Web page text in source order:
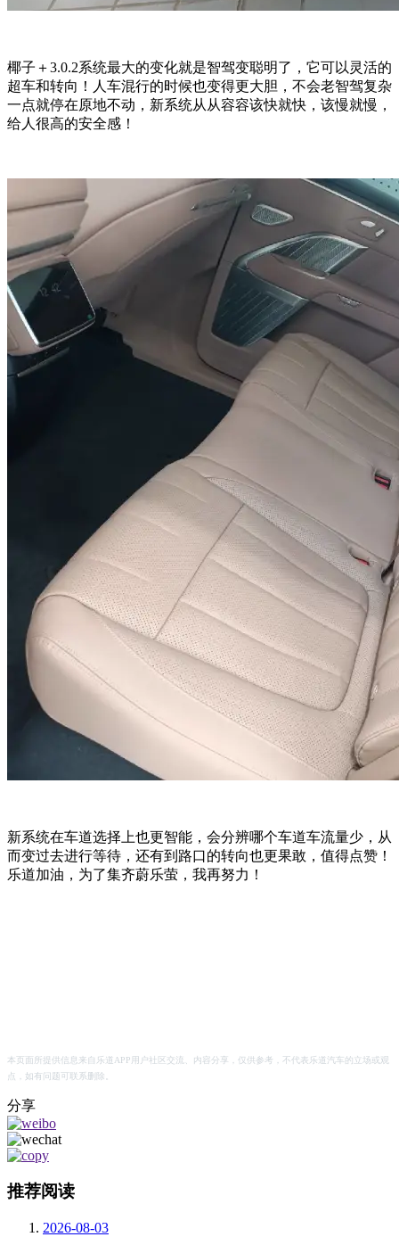
椰子＋3.0.2系统最大的变化就是智驾变聪明了，它可以灵活的
超车和转向！人车混行的时候也变得更大胆，不会老智驾复杂
一点就停在原地不动，新系统从从容容该快就快，该慢就慢，
给人很高的安全感！
新系统在车道选择上也更智能，会分辨哪个车道车流量少，从
而变过去进行等待，还有到路口的转向也更果敢，值得点赞！
乐道加油，为了集齐蔚乐萤，我再努力！
本页面所提供信息来自乐道APP用户社区交流、内容分享，仅供参考，不代表乐道汽车的立场或观
点，如有问题可联系删除。
分享
推荐阅读
2026-08-03